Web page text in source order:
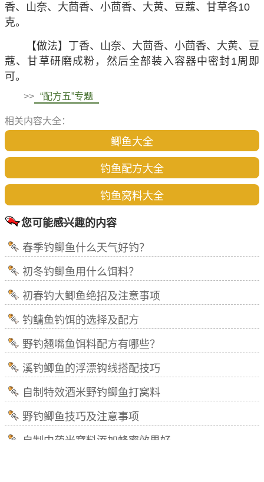
香、山奈、大茴香、小茴香、大黄、豆蔻、甘草各10
克。
【做法】丁香、山奈、大茴香、小茴香、大黄、豆
蔻、甘草研磨成粉，然后全部装入容器中密封1周即
可。
>> “配方五”专题
相关内容大全：
鲫鱼大全
钓鱼配方大全
钓鱼窝料大全
您可能感兴趣的内容
春季钓鲫鱼什么天气好钓？
初冬钓鲫鱼用什么饵料？
初春钓大鲫鱼绝招及注意事项
钓鳙鱼钓饵的选择及配方
野钓翘嘴鱼饵料配方有哪些？
溪钓鲫鱼的浮漂钩线搭配技巧
自制特效酒米野钓鲫鱼打窝料
野钓鲫鱼技巧及注意事项
自制中药米窝料添加蜂蜜效果好